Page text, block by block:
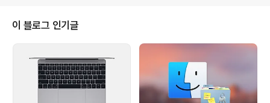
이맥 21.5인치 모델의 배송 준비 기간은 애플스토어 페이
지가 갱신되기 전과 동일한 '7~10일'로 안내되고 있어 27
인치 모델에 비해서는 사정이 나은 편이지만, 미국 내 주요
온라인 리테일 업체의 21.5인치 재고가 바닥을 드러내고
있어 원활한 수급을 낙관하기엔 아직 이른 모습입니다. 외
신들은 2012 아이맥의..
이 블로그 인기글